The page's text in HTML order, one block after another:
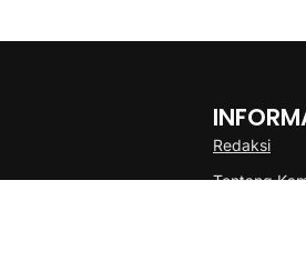
Redaksi
Tentang